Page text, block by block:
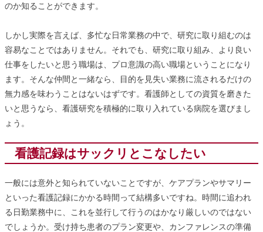
のか知ることができます。
しかし実際を言えば、多忙な日常業務の中で、研究に取り組むのは
容易なことではありません。それでも、研究に取り組み、より良い
仕事をしたいと思う職場は、プロ意識の高い職場ということになり
ます。そんな仲間と一緒なら、目的を見失い業務に流されるだけの
無力感を味わうことはないはずです。看護師としての資質を磨きた
いと思うなら、看護研究を積極的に取り入れている病院を選びまし
ょう。
看護記録はサックリとこなしたい
一般には意外と知られていないことですが、ケアプランやサマリー
といった看護記録にかかる時間って結構多いですね。時間に追われ
る日勤業務中に、これを並行して行うのはかなり厳しいのではない
でしょうか。受け持ち患者のプラン変更や、カンファレンスの準備